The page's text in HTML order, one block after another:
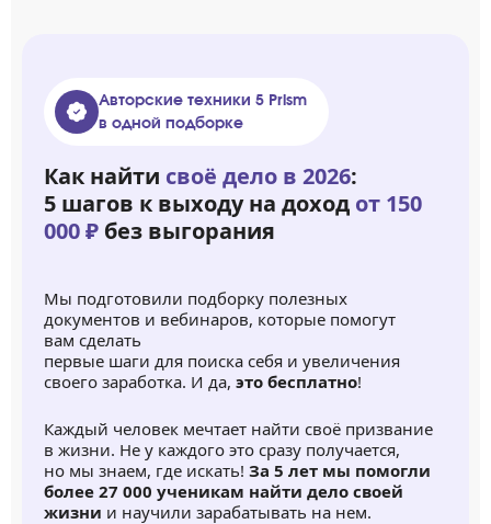
Авторские техники 5 Prism
в одной подборке
Как найти своё дело в 2026:
5 шагов к выходу на доход от 150
000 ₽ без выгорания
Мы подготовили подборку полезных
документов и вебинаров, которые помогут
вам сделать
первые шаги для поиска себя и увеличения
своего заработка. И да, это бесплатно!
Каждый человек мечтает найти своё призвание
в жизни. Не у каждого это сразу получается,
но мы знаем, где искать! За 5 лет мы помогли
более 27 000 ученикам найти дело своей
жизни и научили зарабатывать на нем.